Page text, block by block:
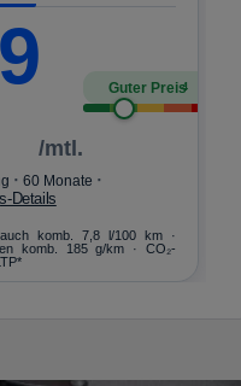
/mtl.
Guter Preis4
· 60 Monate ·
Details
komb. 7,8 l/100 km ·
komb. 185 g/km · CO₂-